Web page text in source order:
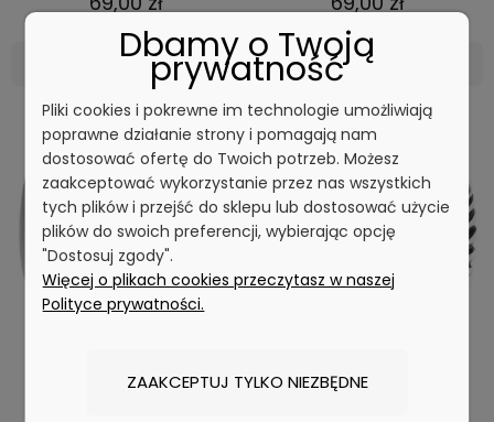
DO KOSZYKA DO KOSZYKA
Zodiaku, Ryby I Czerwiński
Zodiaku, Ryby II Czerwiński
Dbamy o Twoją
prywatność
Pliki cookies i pokrewne im technologie umożliwiają
poprawne działanie strony i pomagają nam
dostosować ofertę do Twoich potrzeb. Możesz
zaakceptować wykorzystanie przez nas wszystkich
tych plików i przejść do sklepu lub dostosować użycie
plików do swoich preferencji, wybierając opcję
"Dostosuj zgody".
Więcej o plikach cookies przeczytasz w naszej
Polityce prywatności.
ZAAKCEPTUJ TYLKO NIEZBĘDNE